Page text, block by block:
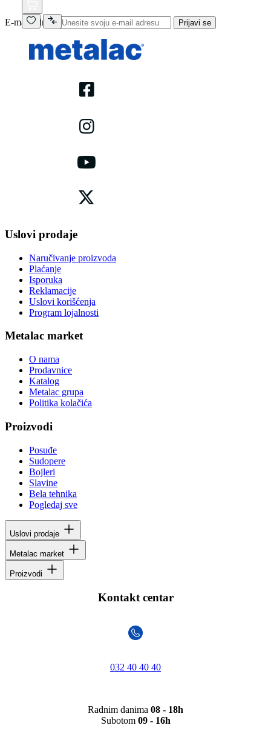
E-mail adresa Prijavi se
Uslovi prodaje
Naručivanje proizvoda
Plaćanje
Isporuka
Reklamacije
Uslovi korišćenja
Program lojalnosti
Metalac market
O nama
Prodavnice
Katalog
Metalac grupa
Politika kolačića
Proizvodi
Posuđe
Sudopere
Bojleri
Slavine
Bela tehnika
Pogledaj sve
Uslovi prodaje
Metalac market
Proizvodi
Kontakt centar
032 40 40 40
Radnim danima 08 - 18h
Subotom 09 - 16h